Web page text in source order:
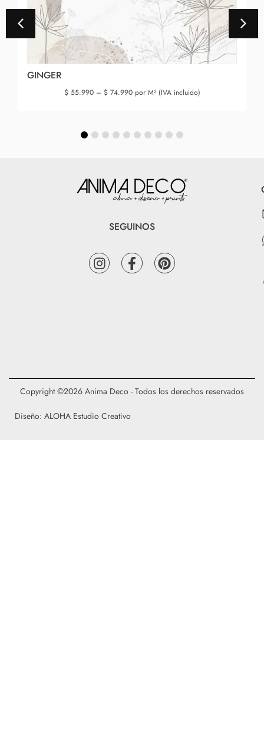
GINGER
$55.990 – $74.990por M² (IVA incluido)
SEGUINOS
Diseño: ALOHA Estudio Creativo
Copyright ©2026 Anima Deco - Todos los derechos reservados